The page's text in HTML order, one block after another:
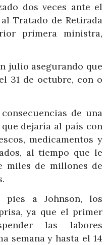
dos veces ante el
Tratado de Retirada
primera ministra,
julio asegurando que
31 de octubre, con o
de una
dejaría al país con
medicamentos y
al tiempo que le
miles de millones de
pies a Johnson, los
ya que el primer
las labores
semana y hasta el 14